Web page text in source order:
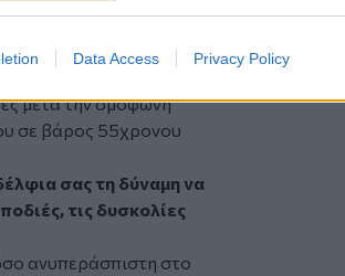
Data Access Privacy Policy
μετά την ομόφωνη
σε βάρος 55χρονου
σας τη δύναμη να
τις δυσκολίες
ανυπεράσπιστη στο